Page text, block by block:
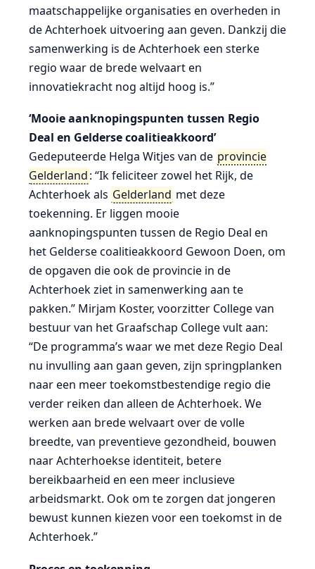
maatschappelijke organisaties en overheden in
de Achterhoek uitvoering aan geven. Dankzij die
samenwerking is de Achterhoek een sterke
regio waar de brede welvaart en
innovatiekracht nog altijd hoog is.”
‘Mooie aanknopingspunten tussen Regio
Deal en Gelderse coalitieakkoord’
Gedeputeerde Helga Witjes van de provincie
Gelderland: “Ik feliciteer zowel het Rijk, de
Achterhoek als Gelderland met deze
toekenning. Er liggen mooie
aanknopingspunten tussen de Regio Deal en
het Gelderse coalitieakkoord Gewoon Doen, om
de opgaven die ook de provincie in de
Achterhoek ziet in samenwerking aan te
pakken.” Mirjam Koster, voorzitter College van
bestuur van het Graafschap College vult aan:
“De programma’s waar we met deze Regio Deal
nu invulling aan gaan geven, zijn springplanken
naar een meer toekomstbestendige regio die
verder reiken dan alleen de Achterhoek. We
werken aan brede welvaart over de volle
breedte, van preventieve gezondheid, bouwen
naar Achterhoekse identiteit, betere
bereikbaarheid en een meer inclusieve
arbeidsmarkt. Ook om te zorgen dat jongeren
bewust kunnen kiezen voor een toekomst in de
Achterhoek.”